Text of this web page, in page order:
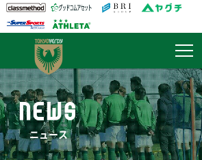
NEWS
ニュース